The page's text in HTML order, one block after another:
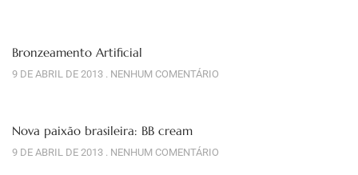
Bronzeamento Artificial
9 DE ABRIL DE 2013 NENHUM COMENTÁRIO
Nova paixão brasileira: BB cream
9 DE ABRIL DE 2013 NENHUM COMENTÁRIO